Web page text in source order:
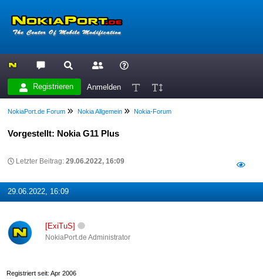
Registrieren Anmelden
NokiaPort.de Forum Nokia Allgemein Nokia-Forum
Vorgestellt: Nokia G11 Plus
Letzter Beitrag:29.06.2022, 16:09
29.06.2022, 16:09
[ExiTuS]
NokiaPort.de Administrator
Registriert seit: Apr 2006